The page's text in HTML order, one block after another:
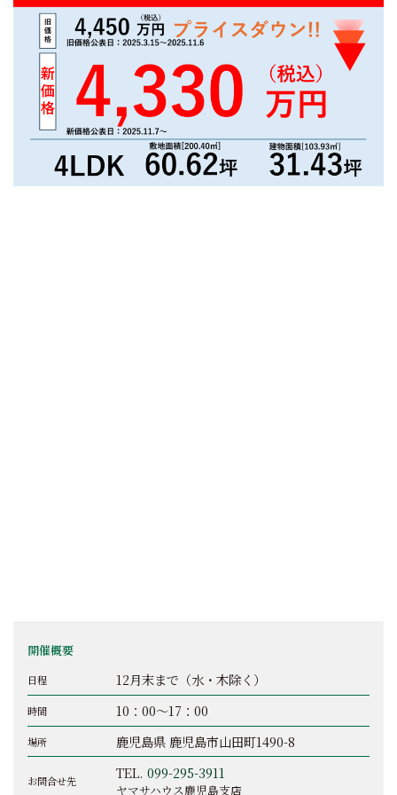
開催概要
日程 12月末まで（水・木除く）
時間 10：00～17：00
場所 鹿児島県 鹿児島市山田町1490-8
お問合せ先 TEL. 099-295-3911
ヤマサハウス鹿児島支店